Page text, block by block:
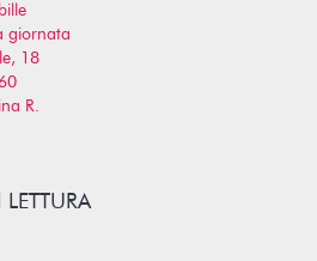
giornata
18
R.